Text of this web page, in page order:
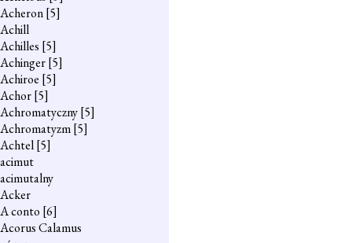
Acheron[5]
Achill
Achilles [5]
Achinger[5]
Achiroe [5]
Achor[5]
Achromatyczny[5]
Achromatyzm[5]
Achtel[5]
acimut
acimutalny
Acker
A conto [6]
Acorus Calamus